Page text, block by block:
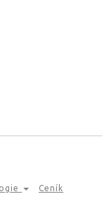
Ceník